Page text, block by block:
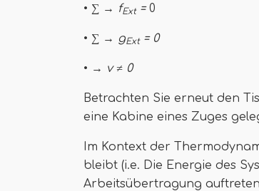
• ∑ → fExt=0
• ∑ → gExt= 0
• → v ≠ 0
Betrachten Sie erneut den
eine Kabine eines Zuges
Im Kontext der
bleibt (i.e. Die Energie des
Arbeitsübertragung